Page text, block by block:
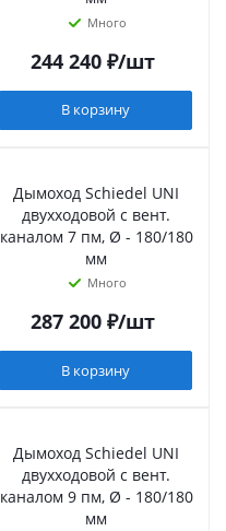
Много
244 240₽/шт
В корзину
Дымоход Schiedel UNI
двухходовой с вент.
каналом 7 пм, Ø - 180/180
мм
Много
287 200₽/шт
В корзину
Дымоход Schiedel UNI
двухходовой с вент.
каналом 9 пм, Ø - 180/180
мм